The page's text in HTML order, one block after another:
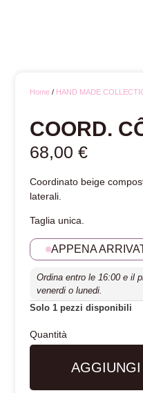
Home/ HAND MADE
COORD.
68,00 €
Coordinato beige
laterali.
Taglia unica.
APPENA
Ordina entro le 16:00 e il
venerdi o lunedi.
Solo 1 pezzi disponibili